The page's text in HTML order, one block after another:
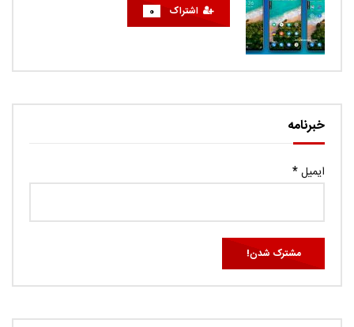
اشتراک 0
خبرنامه
ایمیل*